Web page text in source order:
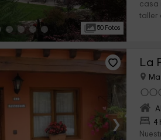
50 Fotos
casa
taller
›
La
4